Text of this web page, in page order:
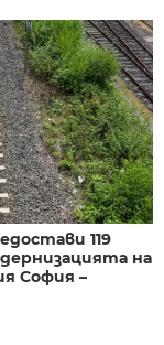
119
на
София –